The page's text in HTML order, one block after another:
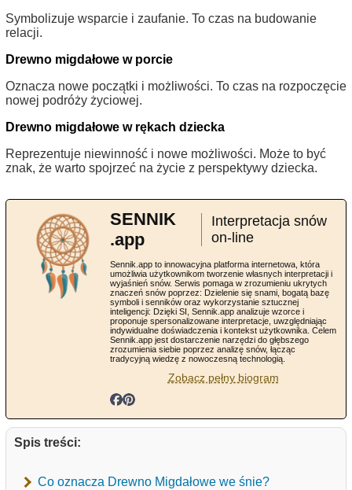
Symbolizuje wsparcie i zaufanie. To czas na budowanie
relacji.
Drewno migdałowe w porcie
Oznacza nowe początki i możliwości. To czas na rozpoczęcie
nowej podróży życiowej.
Drewno migdałowe w rękach dziecka
Reprezentuje niewinność i nowe możliwości. Może to być
znak, że warto spojrzeć na życie z perspektywy dziecka.
SENNIK
.app
Interpretacja snów
on-line
Sennik.app to innowacyjna platforma internetowa, która
umożliwia użytkownikom tworzenie własnych interpretacji i
wyjaśnień snów. Serwis pomaga w zrozumieniu ukrytych
znaczeń snów poprzez: Dzielenie się snami, bogatą bazę
symboli i senników oraz wykorzystanie sztucznej
inteligencji: Dzięki SI, Sennik.app analizuje wzorce i
proponuje spersonalizowane interpretacje, uwzględniając
indywidualne doświadczenia i kontekst użytkownika. Celem
Sennik.app jest dostarczenie narzędzi do głębszego
zrozumienia siebie poprzez analizę snów, łącząc
tradycyjną wiedzę z nowoczesną technologią.
Zobacz pełny biogram
Spis treści:
Co oznacza Drewno Migdałowe we śnie?